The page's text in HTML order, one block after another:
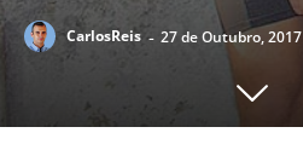
CarlosReis - 27 de Outubro, 2017